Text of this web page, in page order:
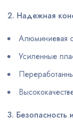
2. Надежная
Алюминиевая
Усиленные
3. Безопасность